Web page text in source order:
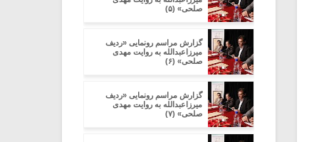
صلحی» (۵)
گزارش مراسم رونمایی «ردیف
میرزاعبدالله به روایت مهدی
صلحی» (۶)
گزارش مراسم رونمایی «ردیف
میرزاعبدالله به روایت مهدی
صلحی» (۷)